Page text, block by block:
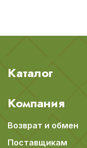
Каталог
Компания
Возврат и обмен
Поставщикам